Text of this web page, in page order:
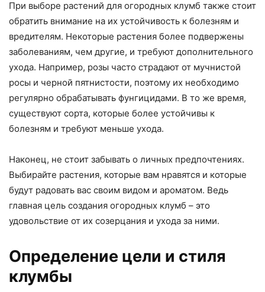
При выборе растений для огородных клумб также стоит
обратить внимание на их устойчивость к болезням и
вредителям. Некоторые растения более подвержены
заболеваниям, чем другие, и требуют дополнительного
ухода. Например, розы часто страдают от мучнистой
росы и черной пятнистости, поэтому их необходимо
регулярно обрабатывать фунгицидами. В то же время,
существуют сорта, которые более устойчивы к
болезням и требуют меньше ухода.
Наконец, не стоит забывать о личных предпочтениях.
Выбирайте растения, которые вам нравятся и которые
будут радовать вас своим видом и ароматом. Ведь
главная цель создания огородных клумб – это
удовольствие от их созерцания и ухода за ними.
Определение цели и стиля
клумбы